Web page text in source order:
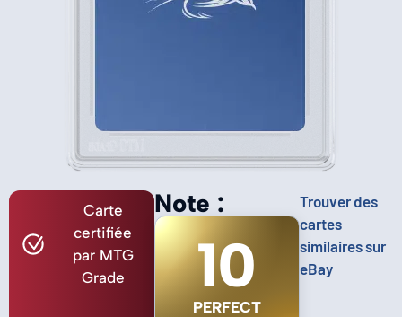
Carte
certifiée
par MTG
Grade
Note :
10
PERFECT
Trouver des
cartes
similaires sur
eBay